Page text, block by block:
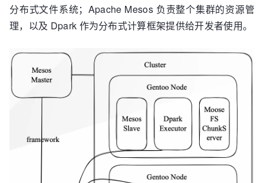
分布式文件系统；Apache Mesos 负责整个集群的资源管
理，以及 Dpark 作为分布式计算框架提供给开发者使用。